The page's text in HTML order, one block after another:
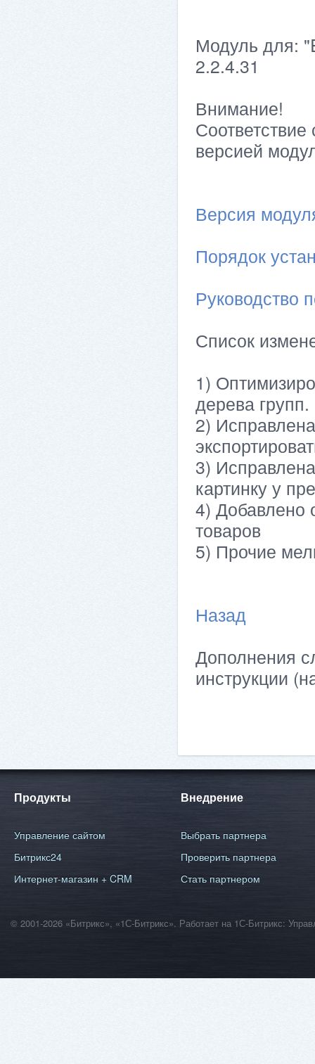
Модуль для:
2.2.4.31
Внимание!
версией
Версия
Порядок
Руководство
Список
1)
дерева групп.
2)
3)
картинку у
4) Добавлено
товаров
5) Прочие
Назад
Дополнения
инструкции
Продукты
Управление сайтом
Битрикс24
Интернет-магазин + CRM
Внедрение
Выбрать партнера
Проверить партнера
Стать партнером
© 2001-2026 «Битрикс», «1С-Битрикс». Работает на 1С-Битрикс: